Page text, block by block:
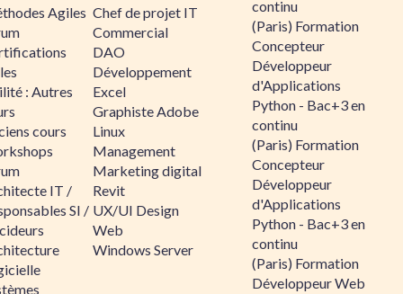
Agiles
: Autres
cours
IT /
SI /
Chef de projet IT
Commercial
DAO
Développement
Excel
Graphiste Adobe
Linux
Management
Marketing digital
Revit
UX/UI Design
Web
Windows Server
continu
(Paris) Formation
Concepteur
Développeur
d'Applications
Python - Bac+3 en
continu
(Paris) Formation
Concepteur
Développeur
d'Applications
Python - Bac+3 en
continu
(Paris) Formation
Développeur Web